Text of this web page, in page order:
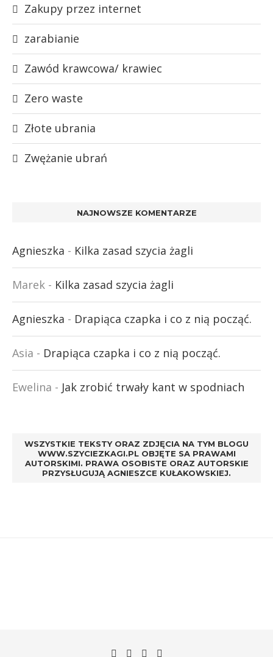
Zakupy przez internet
zarabianie
Zawód krawcowa/ krawiec
Zero waste
Złote ubrania
Zwężanie ubrań
NAJNOWSZE KOMENTARZE
Agnieszka - Kilka zasad szycia żagli
Marek - Kilka zasad szycia żagli
Agnieszka - Drapiąca czapka i co z nią począć.
Asia - Drapiąca czapka i co z nią począć.
Ewelina - Jak zrobić trwały kant w spodniach
WSZYSTKIE TEKSTY ORAZ ZDJĘCIA NA TYM BLOGU
WWW.SZYCIEZKAGI.PL OBJĘTE SA PRAWAMI
AUTORSKIMI. PRAWA OSOBISTE ORAZ AUTORSKIE
PRZYSŁUGUJĄ AGNIESZCE KUŁAKOWSKIEJ.